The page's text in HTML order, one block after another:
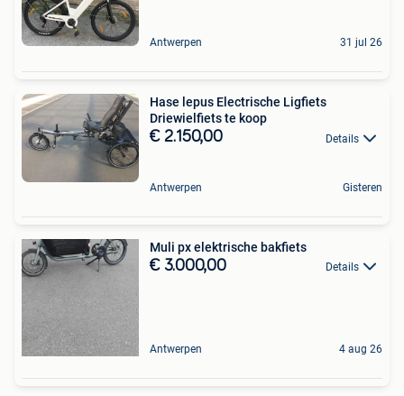
Antwerpen 31 jul 26
Hase lepus Electrische Ligfiets
Driewielfiets te koop
€ 2.150,00 Details
Antwerpen Gisteren
Muli px elektrische bakfiets
€ 3.000,00 Details
Antwerpen 4 aug 26